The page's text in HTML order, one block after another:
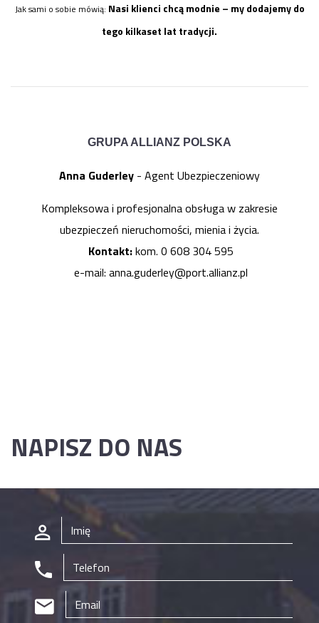
Jak sami o sobie mówią: Nasi klienci chcą modnie – my dodajemy do
tego kilkaset lat tradycji.
GRUPA ALLIANZ POLSKA
Anna Guderley - Agent Ubezpieczeniowy
Kompleksowa i profesjonalna obsługa w zakresie
ubezpieczeń nieruchomości, mienia i życia.
Kontakt:kom. 0 608 304 595
e-mail: anna.guderley@port.allianz.pl
NAPISZ DO NAS